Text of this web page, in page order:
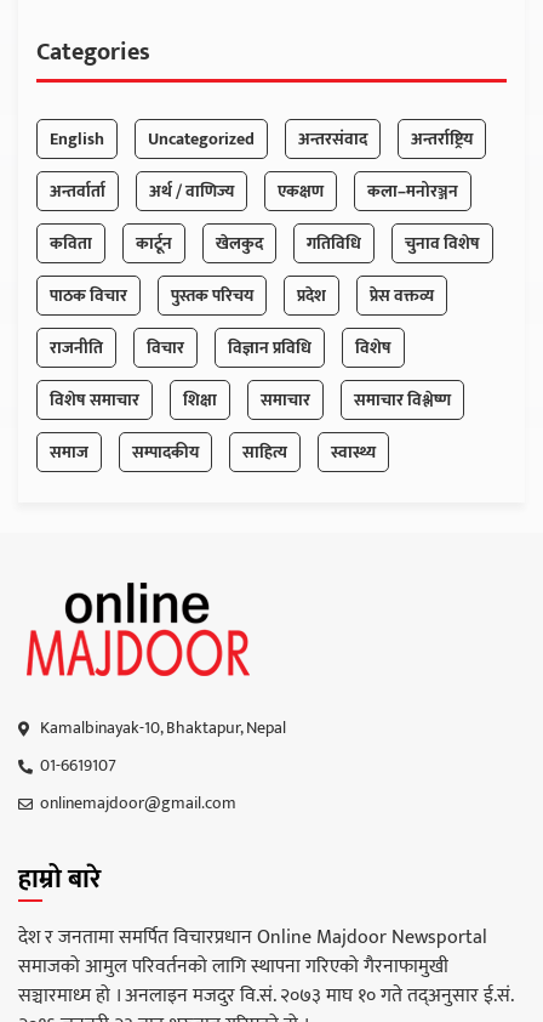
Categories
English Uncategorized अन्तरसंवाद
अन्तर्राष्ट्रिय
अन्तर्वार्ता
अर्थ / वाणिज्य एकक्षण
कला–मनोरञ्जन
कविता
कार्टून खेलकुद गतिविधि
चुनाव विशेष
पाठक विचार
पुस्तक परिचय प्रदेश
प्रेस वक्तव्य
राजनीति
विचार विज्ञान प्रविधि
विशेष
विशेष समाचार
शिक्षा समाचार
समाचार विश्लेष्ण
समाज
सम्पादकीय साहित्य स्वास्थ्य
Kamalbinayak-10, Bhaktapur, Nepal
01-6619107
onlinemajdoor@gmail.com
हाम्रो बारे
देश र जनतामा समर्पित विचारप्रधान Online Majdoor Newsportal
समाजको आमुल परिवर्तनको लागि स्थापना गरिएको गैरनाफामुखी
सञ्चारमाध्म हो । अनलाइन मजदुर वि.सं. २०७३ माघ १० गते तद्अनुसार ई.सं.